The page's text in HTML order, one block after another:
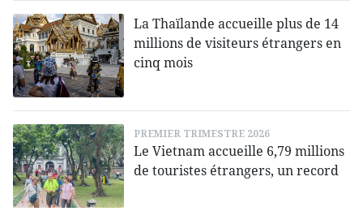
La Thaïlande accueille plus de 14
millions de visiteurs étrangers en
cinq mois
PREMIER TRIMESTRE 2026
Le Vietnam accueille 6,79 millions
de touristes étrangers, un record